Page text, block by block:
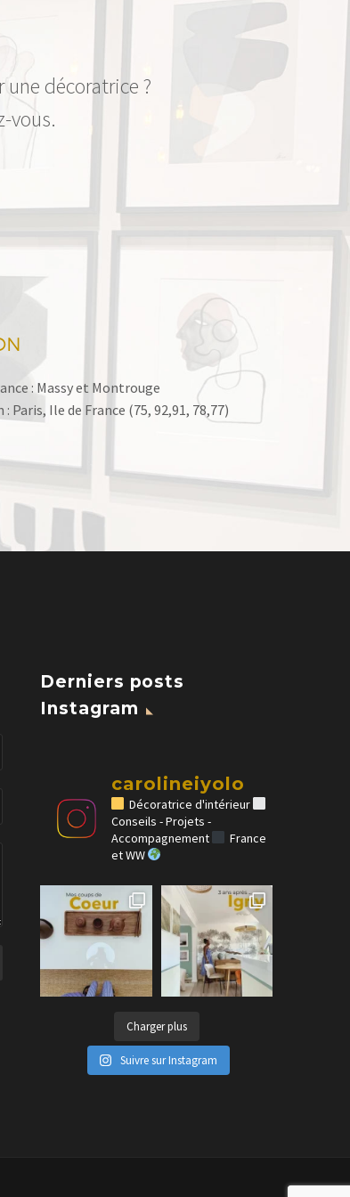
une décoratrice ?
vous.
: Massy et Montrouge
Paris, Ile de France (75, 92,91, 78,77)
Derniers posts
Instagram
carolineiyolo
Décoratrice d'intérieur
Conseils - Projets -
Accompagnement
France
et WW
Charger plus
Suivre sur Instagram